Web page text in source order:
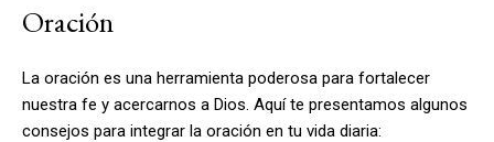
Oración
La oración es una herramienta poderosa para fortalecer
nuestra fe y acercarnos a Dios. Aquí te presentamos algunos
consejos para integrar la oración en tu vida diaria: